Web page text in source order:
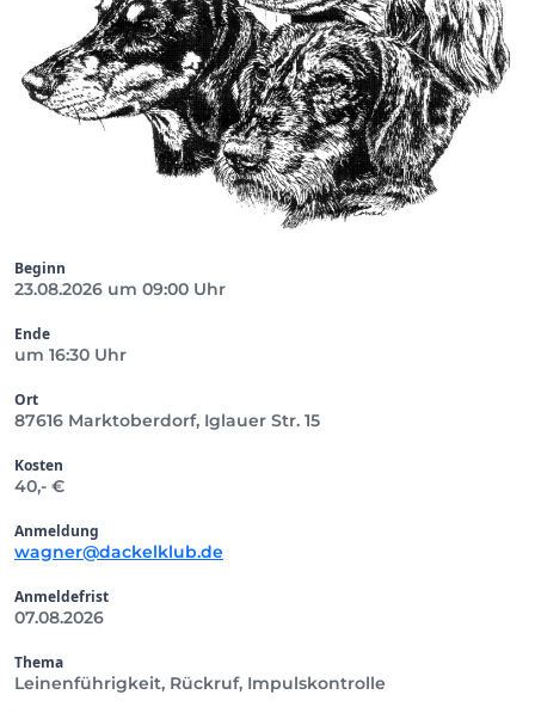
Beginn
23.08.2026 um 09:00 Uhr
Ende
um 16:30 Uhr
Ort
87616 Marktoberdorf, Iglauer Str. 15
Kosten
40,- €
Anmeldung
wagner@dackelklub.de
Anmeldefrist
07.08.2026
Thema
Leinenführigkeit, Rückruf, Impulskontrolle